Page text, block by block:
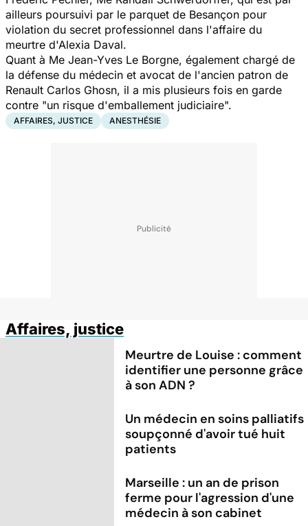
ailleurs poursuivi par le parquet de Besançon pour
violation du secret professionnel dans l'affaire du
meurtre d'Alexia Daval.
Quant à Me Jean-Yves Le Borgne, également chargé de
la défense du médecin et avocat de l'ancien patron de
Renault Carlos Ghosn, il a mis plusieurs fois en garde
contre "un risque d'emballement judiciaire".
AFFAIRES, JUSTICE ANESTHÉSIE
Affaires, justice
Meurtre de Louise : comment
identifier une personne grâce
à son ADN ?
Un médecin en soins palliatifs
soupçonné d'avoir tué huit
patients
Marseille : un an de prison
ferme pour l'agression d'une
médecin à son cabinet